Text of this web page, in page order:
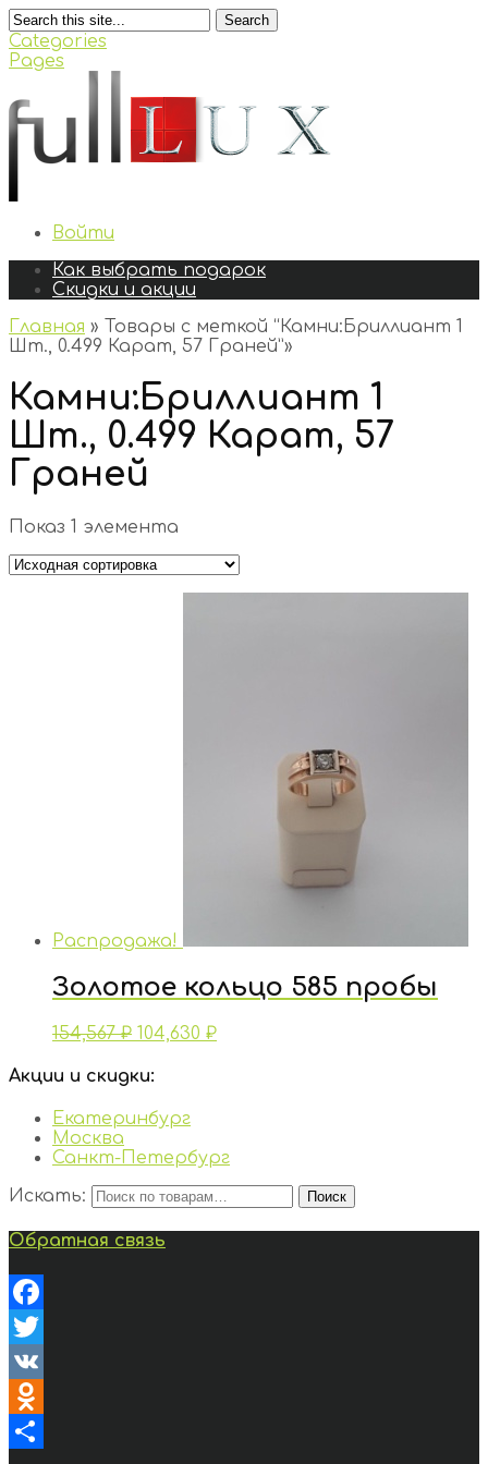
Search
Categories
Pages
Войти
Как выбрать подарок
Скидки и акции
Главная » Товары с меткой “Камни:Бриллиант 1
Шт., 0.499 Карат, 57 Граней”»
Камни:Бриллиант 1
Шт., 0.499 Карат, 57
Граней
Показ 1 элемента
Распродажа!
Золотое кольцо 585 пробы
154,567₽ 104,630 ₽
Акции и скидки:
Екатеринбург
Москва
Санкт-Петербург
Искать:
Поиск
Обратная связь
Facebook
Twitter
VK
Odnoklassniki